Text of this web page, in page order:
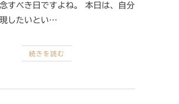
すべき日ですよね。 本日は、自分
したいとい…
続きを読む